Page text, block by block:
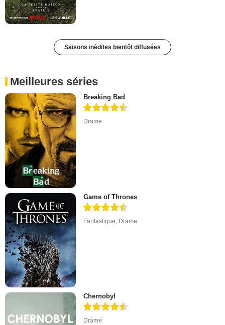
Saisons inédites bientôt diffusées
Meilleures séries
Breaking Bad
Drame
Game of Thrones
Fantastique Drame
Chernobyl
Drame